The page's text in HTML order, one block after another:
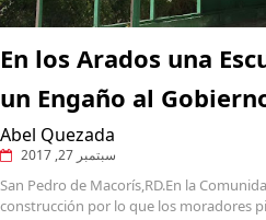
En los Arados una
un Engaño al
Abel Quezada
سبتمبر 27, 2017
San Pedro de Macorís,RD.En la
construcción por lo que los moradores